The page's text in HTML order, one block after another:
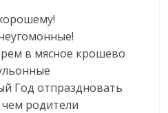
в мясное крошево
Год отпраздновать
родители